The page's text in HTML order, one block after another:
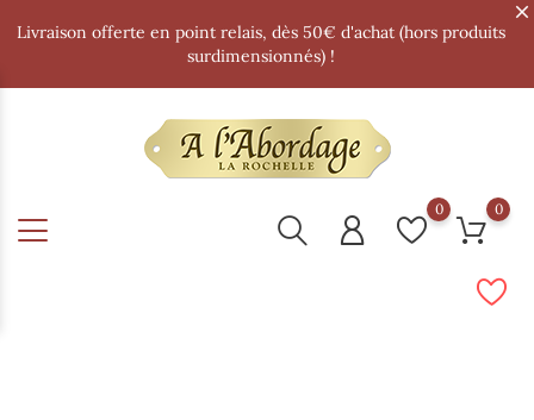
Livraison offerte en point relais, dès 50€ d'achat (hors produits
surdimensionnés) !
0 0